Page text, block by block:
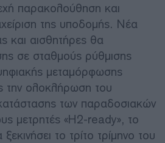
παρακολούθηση και
της υποδομής. Νέα
και αισθητήρες θα
σε σταθμούς ρύθμισης
μεταμόρφωσης
την ολοκλήρωση του
των παραδοσιακών
μετρητές «H2-ready», το
το τρίτο τρίμηνο του